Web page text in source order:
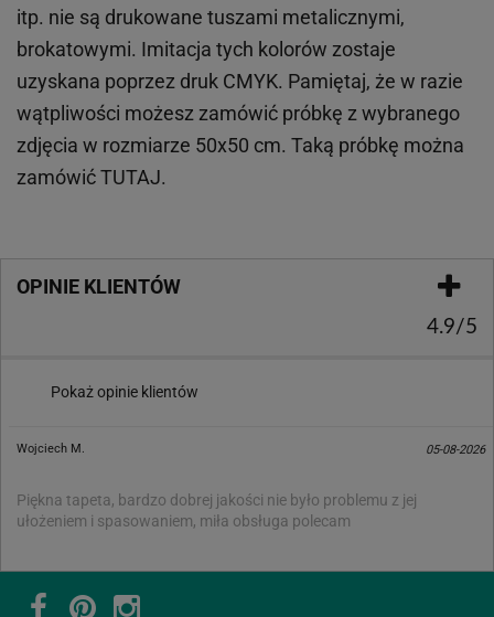
itp. nie są drukowane tuszami metalicznymi,
brokatowymi. Imitacja tych kolorów zostaje
uzyskana poprzez druk CMYK. Pamiętaj, że w razie
wątpliwości możesz zamówić próbkę z wybranego
zdjęcia w rozmiarze 50x50 cm. Taką próbkę można
zamówićTUTAJ.
OPINIE KLIENTÓW
4.9/5
Pokaż opinie klientów
Wojciech M. 05-08-2026
Piękna tapeta, bardzo dobrej jakości nie było problemu z jej
ułożeniem i spasowaniem, miła obsługa polecam